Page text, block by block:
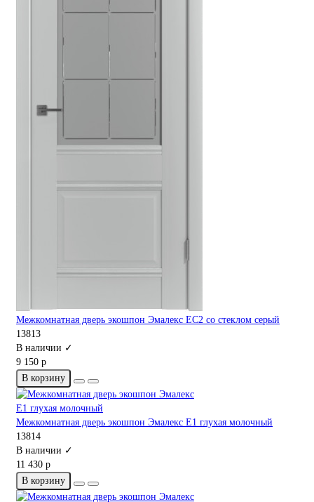
Межкомнатная дверь экошпон Эмалекс ЕС2 со стеклом серый
13813
В наличии ✓
9 150 р
В корзину
Межкомнатная дверь экошпон Эмалекс Е1 глухая молочный
13814
В наличии ✓
11 430 р
В корзину